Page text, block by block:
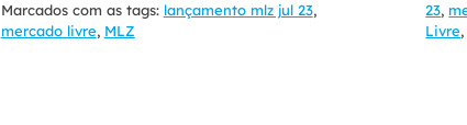
Marcados com as tags: lançamento mlz jul 23,
mercado livre, MLZ
23,
Livre